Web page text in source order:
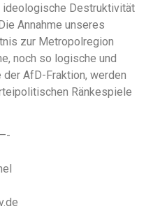
Destruktivität
Annahme unseres
zur Metropolregion
noch so logische und
AfD-Fraktion, werden
Ränkespiele